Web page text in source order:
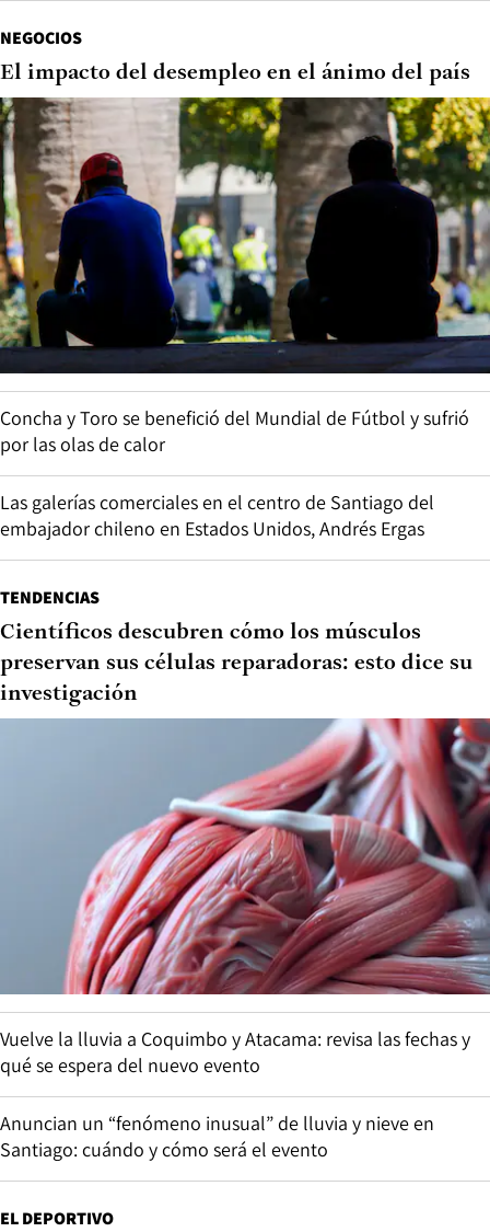
NEGOCIOS
El impacto del desempleo en el ánimo del país
Concha y Toro se benefició del Mundial de Fútbol y sufrió
por las olas de calor
Las galerías comerciales en el centro de Santiago del
embajador chileno en Estados Unidos, Andrés Ergas
TENDENCIAS
Científicos descubren cómo los músculos
preservan sus células reparadoras: esto dice su
investigación
Vuelve la lluvia a Coquimbo y Atacama: revisa las fechas y
qué se espera del nuevo evento
Anuncian un “fenómeno inusual” de lluvia y nieve en
Santiago: cuándo y cómo será el evento
EL DEPORTIVO